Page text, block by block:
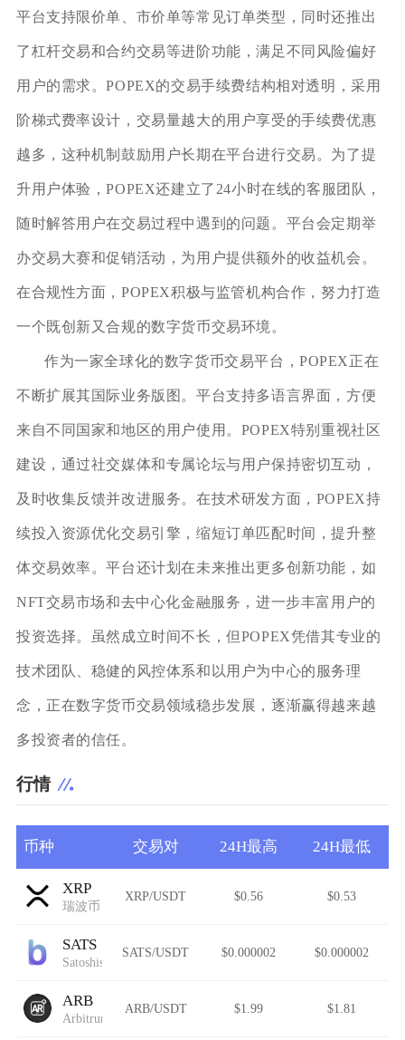
平台支持限价单、市价单等常见订单类型，同时还推出
了杠杆交易和合约交易等进阶功能，满足不同风险偏好
用户的需求。POPEX的交易手续费结构相对透明，采用
阶梯式费率设计，交易量越大的用户享受的手续费优惠
越多，这种机制鼓励用户长期在平台进行交易。为了提
升用户体验，POPEX还建立了24小时在线的客服团队，
随时解答用户在交易过程中遇到的问题。平台会定期举
办交易大赛和促销活动，为用户提供额外的收益机会。
在合规性方面，POPEX积极与监管机构合作，努力打造
一个既创新又合规的数字货币交易环境。
作为一家全球化的数字货币交易平台，POPEX正在
不断扩展其国际业务版图。平台支持多语言界面，方便
来自不同国家和地区的用户使用。POPEX特别重视社区
建设，通过社交媒体和专属论坛与用户保持密切互动，
及时收集反馈并改进服务。在技术研发方面，POPEX持
续投入资源优化交易引擎，缩短订单匹配时间，提升整
体交易效率。平台还计划在未来推出更多创新功能，如
NFT交易市场和去中心化金融服务，进一步丰富用户的
投资选择。虽然成立时间不长，但POPEX凭借其专业的
技术团队、稳健的风控体系和以用户为中心的服务理
念，正在数字货币交易领域稳步发展，逐渐赢得越来越
多投资者的信任。
行情
币种 交易对 24H最高 24H最低
XRP
瑞波币
XRP/USDT $0.56 $0.53
SATS
Satoshis Vision
SATS/USDT $0.000002 $0.000002
ARB
Arbitrum (IOU)
ARB/USDT $1.99 $1.81